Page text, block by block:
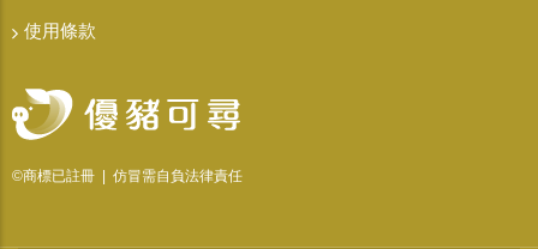
使用條款
©商標已註冊 | 仿冒需自負法律責任